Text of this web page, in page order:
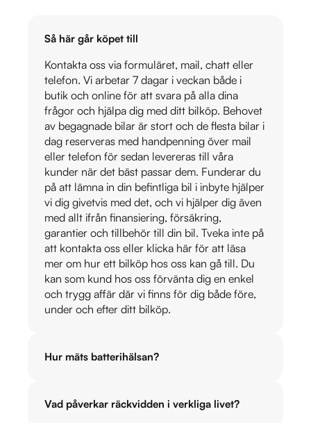
Så här går köpet till
Kontakta oss via formuläret, mail, chatt eller
telefon. Vi arbetar 7 dagar i veckan både i
butik och online för att svara på alla dina
frågor och hjälpa dig med ditt bilköp. Behovet
av begagnade bilar är stort och de flesta bilar i
dag reserveras med handpenning över mail
eller telefon för sedan levereras till våra
kunder när det bäst passar dem. Funderar du
på att lämna in din befintliga bil i inbyte hjälper
vi dig givetvis med det, och vi hjälper dig även
med allt ifrån finansiering, försäkring,
garantier och tillbehör till din bil. Tveka inte på
att kontakta oss eller klicka här för att läsa
mer om hur ett bilköp hos oss kan gå till. Du
kan som kund hos oss förvänta dig en enkel
och trygg affär där vi finns för dig både före,
under och efter ditt bilköp.
Hur mäts batterihälsan?
Vad påverkar räckvidden i verkliga livet?